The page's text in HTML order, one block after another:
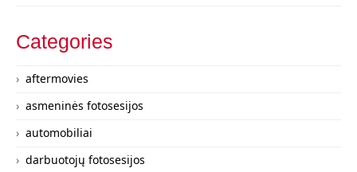
Categories
aftermovies
asmeninės fotosesijos
automobiliai
darbuotojų fotosesijos